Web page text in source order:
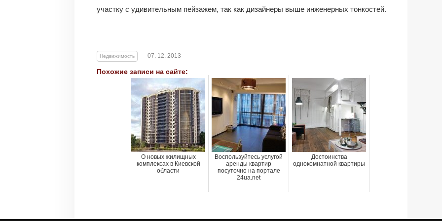
участку с удивительным пейзажем, так как дизайнеры выше инженерных тонкостей.
Недвижимость — 07. 12. 2013
Похожие записи на сайте:
О новых жилищных
комплексах в Киевской
области
Воспользуйтесь услугой
аренды квартир
посуточно на портале
24ua.net
Достоинства
однокомнатной квартиры